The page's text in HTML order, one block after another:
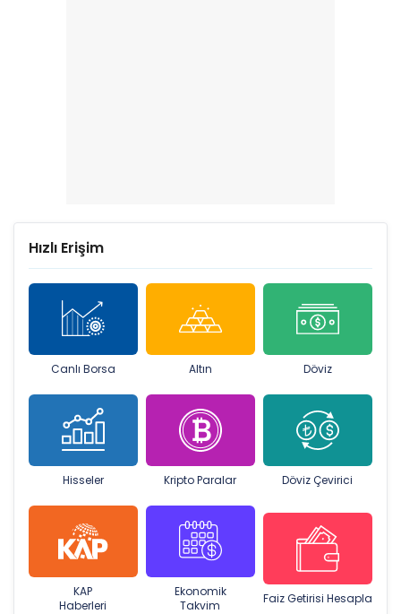
Hızlı Erişim
Canlı Borsa Altın Döviz
Hisseler Kripto Paralar Döviz Çevirici
KAP
Haberleri
Ekonomik
Takvim
Faiz Getirisi Hesapla